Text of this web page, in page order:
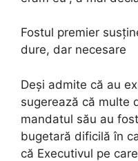
Fostul premier
dure, dar necesare
Deși admite că au
sugerează că multe
mandatul său au
bugetară dificilă în
că Executivul pe